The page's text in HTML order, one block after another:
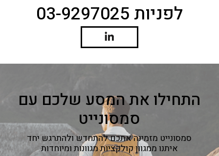
לפניות 03-9297025
התחילו את המסע שלכם עם
סמסונייט
סמסונייט מזמינה אתכם להתחדש ולהתרגש יחד
איתנו ממגוון קולקציות מגוונות ומיוחדות